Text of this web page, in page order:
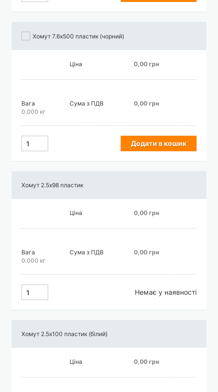
Хомут 7.6х500 пластик (чорний)
Ціна 0,00 грн
Вага
0.000 кг
Сума з ПДВ 0,00 грн
Додати в кошик
Хомут 2.5х98 пластик
Ціна 0,00 грн
Вага
0.000 кг
Сума з ПДВ 0,00 грн
Немає у наявності
Хомут 2.5х100 пластик (білий)
Ціна 0,00 грн